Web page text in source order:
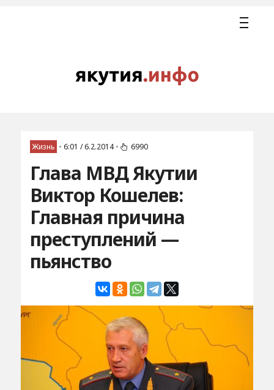
Жизнь • 6:01 / 6.2.2014 • 6990
Глава МВД Якутии
Виктор Кошелев:
Главная причина
преступлений —
пьянство